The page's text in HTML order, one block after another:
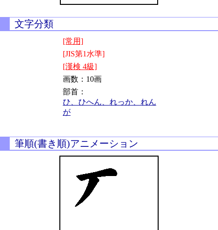
文字分類
[常用]
[JIS第1水準]
[漢検 4級]
画数：10画
部首：
ひ、ひへん、れっか、れん
が
筆順(書き順)アニメーション